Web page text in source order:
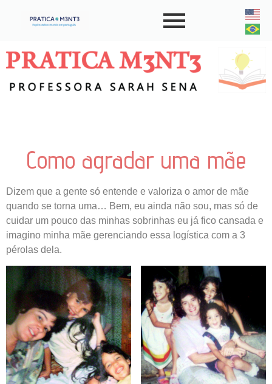
Como agradar uma mãe
Dizem que a gente só entende e valoriza o amor de mãe
quando se torna uma… Bem, eu ainda não sou, mas só de
cuidar um pouco das minhas sobrinhas eu já fico cansada e
imagino minha mãe gerenciando essa logística com a 3
pérolas dela.